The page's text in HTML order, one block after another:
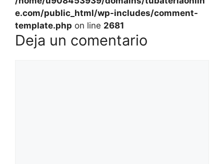
e.com/public_html/wp-includes/comment-
template.php on line 2681
Deja un comentario